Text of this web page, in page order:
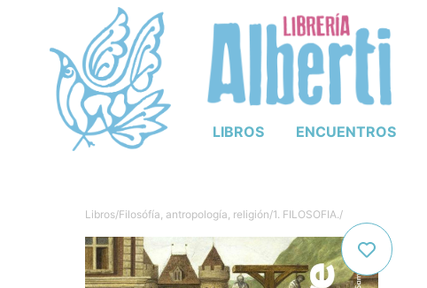
LIBROS ENCUENTROS
Libros/Filosófía, antropología, religión/1. FILOSOFIA./